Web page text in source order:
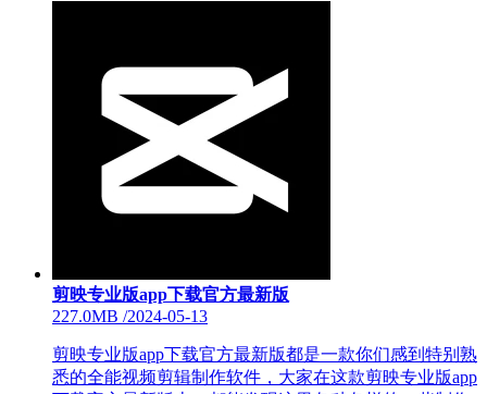
剪映专业版app下载官方最新版
227.0MB /2024-05-13
剪映专业版app下载官方最新版都是一款你们感到特别熟
悉的全能视频剪辑制作软件，大家在这款剪映专业版app